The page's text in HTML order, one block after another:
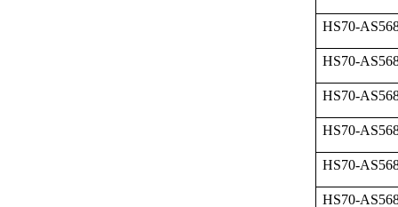
HS70-
HS70-
HS70-
HS70-
HS70-
HS70-